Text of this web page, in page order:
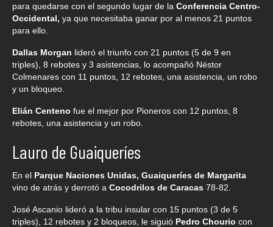
para quedarse con el segundo lugar de la Conferencia Centro-
Occidental, ya que necesitaba ganar por al menos 21 puntos
para ello.
Dallas Morgan lideró el triunfo con 21 puntos (5 de 9 en
triples), 8 rebotes y 3 asistencias, lo acompañó Néstor
Colmenares con 11 puntos, 12 rebotes, una asistencia, un robo
y un bloqueo.
Elián Centeno fue el mejor por Pioneros con 12 puntos, 8
rebotes, una asistencia y un robo.
Lauro de Guaiqueríes
En el Parque Naciones Unidas, Guaiqueríes de Margarita
vino de atrás y derrotó a Cocodrilos de Caracas 78-82.
José Ascanio lideró a la tribu insular con 15 puntos (3 de 5
triples), 12 rebotes y 2 bloqueos, le siguió Pedro Chourio con